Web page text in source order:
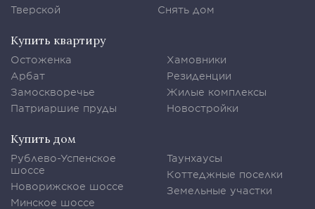
Тверской
Снять дом
Купить квартиру
Остоженка
Арбат
Замоскворечье
Патриаршие пруды
Хамовники
Резиденции
Жилые комплексы
Новостройки
Купить дом
Рублево-Успенское
шоссе
Новорижское шоссе
Минское шоссе
Таунхаусы
Коттеджные поселки
Земельные участки